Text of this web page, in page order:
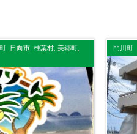
, 日向市, 椎葉村, 美郷町,
門川町